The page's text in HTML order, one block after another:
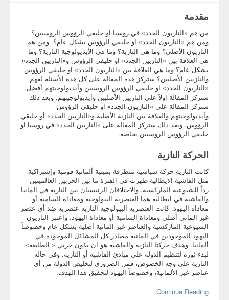
مقدمة
من هم «النازيون الجدد» في روسيا او حليقي الرؤوس الروسيين؟
ومن هم «النازيون الجدد» او حليقي الرؤوس بشكل عام؟ ومن هم
النازيون الأصلي؟ وما هي النازية؟ وما هي الأيديولوجية النازية؟ وما
هي العلاقة بين «النازيين الجدد» او حليقي الرؤوس و«النازيين الجدد»
بشكل عام؟ وما هي العلاقة بين «النازيون الجدد» او حليقي الرؤوس
والنازيين الأصليين؟ ستركز هذه المقالة على كل هذه الأسئلة لفهم
«النازيون الجدد» او حليقي الرؤوس الروسيين وأيديولوجيتهم أفضل.
ستركز المقالة اولاَ على النازيين الأصليين وأيديولوجيتهم. وبعد ذلك
ستركز المقالة على «النازيون الجدد» او حليقي الرؤوس
وأيديولوجيتهم والعلاقة بين النازية الأصلية و«النازيين الجدد» أو حليقي
الرؤوس. وبعد ذلك ستركز المقالة على «النازيين الجدد» في روسيا او
حليقي الرؤوس الروسيين بخاصة.
الحركة النازية
كانت النازية حركة سياسية متطرفة يمينية ألمانية قومية وإشتراكية
مثل الفاشية الايطالية ظهرت في الفترة ما بين الحربين العالميتين
رداً للشيوعية الماركسية. والاختلافان الرئيسيان بين النازية في المانيا
والفاشية في ايطالية هما العنصرية البيولوجية ومعاداة السامية أو
معاداة اليهود. كانت العنصرية البيولوجية النازية عنصرية ضد أي عنصر
غير الماني أصلي ومعاداة السامية أو معاداة اليهود. واعتبر النازيون
الشيوعية الماركسية والعناصر غير المانية أصلية بشكل عام وخصوصاً
اليهود الموجودين في المانية مصادر كل المشاكل الموجودة في
ألمانيا. وهدف حركتا النازية والفاشية هو ان يكون حزبي « الطليعة»
لبدء ثورة لتنظيم الدولة على مبادئ الفاشية أو النازية. وفي حالة
النازية على وجه الخصوص، فمن الضروري لتخليص الدولة من أي
عناصر غير الألمانية، وخصوصاً اليهود لتحقيق هذا الهدف.
Continue Reading…